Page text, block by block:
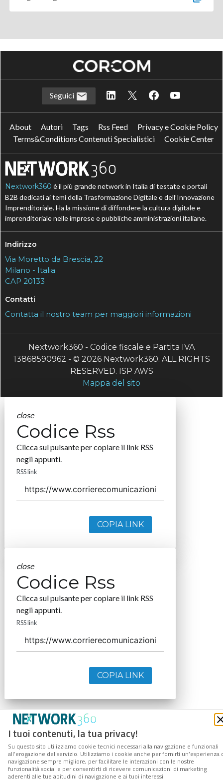
I tuoi contenuti, la tua privacy!
Su questo sito utilizziamo cookie tecnici necessari alla navigazione e funzionali
all’erogazione del servizio. Utilizziamo i cookie anche per fornirti un’esperienza
navigazione sempre migliore, per facilitare le interazioni con le nostre
funzionalità social e per consentirti di ricevere comunicazioni di marketing
aderenti alle tue abitudini di navigazione e ai tuoi interessi.
Seguici
About Autori Tags Rss Feed
Privacy e Cookie Policy
Terms&Conditions Contenuti Specialistici
Cookie Center
Nextwork360 è il più grande network in Italia di testate e portali
B2B dedicati ai temi della Trasformazione Digitale e dell’Innovazione
Imprenditoriale. Ha la missione di diffondere la cultura digitale e
imprenditoriale nelle imprese e pubbliche amministrazioni italiane.
Indirizzo
Via Moretto da Brescia, 22
Milano - Italia
CAP 20133
Contatti
Contatta il nostro team per maggiori informazioni
Nextwork360 - Codice fiscale e Partita IVA
13868590962 - © 2026 Nextwork360. ALL RIGHTS
RESERVED. ISP AWS
Mappa del sito
close
Codice Rss
Clicca sul pulsante per copiare il link RSS
negli appunti.
RSS link
COPIA LINK
close
Codice Rss
Clicca sul pulsante per copiare il link RSS
negli appunti.
RSS link
COPIA LINK